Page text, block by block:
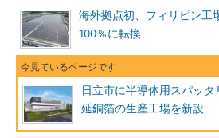
海外拠点初、フィリピン工
100％に転換
日立市に半導体用スパッ
延銅箔の生産工場を新設